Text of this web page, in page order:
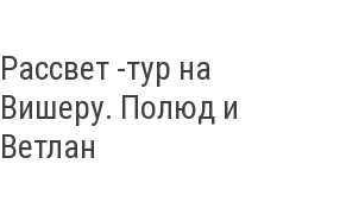
Рассвет -тур на
Вишеру. Полюд и
Ветлан